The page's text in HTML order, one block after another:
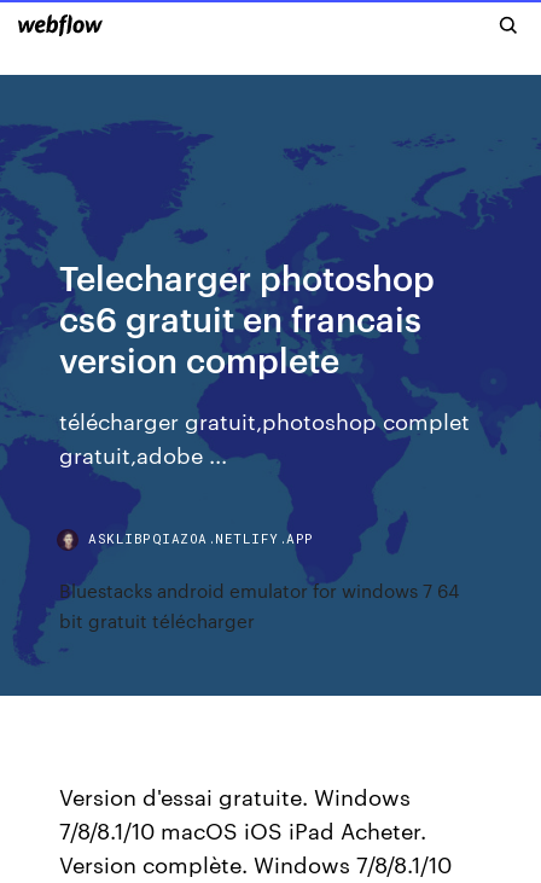
Telecharger photoshop
cs6 gratuit en francais
version complete
télécharger gratuit,photoshop complet
gratuit,adobe ...
ASKLIBPQIAZOA.NETLIFY.APP
Bluestacks android emulator for windows 7 64
bit gratuit télécharger
Version d'essai gratuite. Windows
7/8/8.1/10 macOS iOS iPad Acheter.
Version complète. Windows 7/8/8.1/10